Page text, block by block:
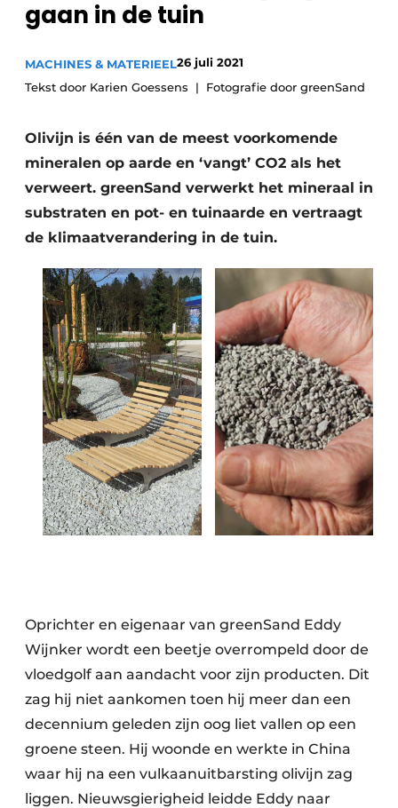
Save the Date
Vacatures
gaan in de tuin
MACHINES & MATERIEEL26 juli 2021
Tekst door Karien Goessens
Fotografie door greenSand
Olivijn is één van de meest voorkomende
mineralen op aarde en ‘vangt’ CO2 als het
verweert. greenSand verwerkt het mineraal in
substraten en pot- en tuinaarde en vertraagt
de klimaatverandering in de tuin.
Oprichter en eigenaar van greenSand Eddy
Wijnker wordt een beetje overrompeld door de
vloedgolf aan aandacht voor zijn producten. Dit
zag hij niet aankomen toen hij meer dan een
decennium geleden zijn oog liet vallen op een
groene steen. Hij woonde en werkte in China
waar hij na een vulkaanuitbarsting olivijn zag
liggen. Nieuwsgierigheid leidde Eddy naar